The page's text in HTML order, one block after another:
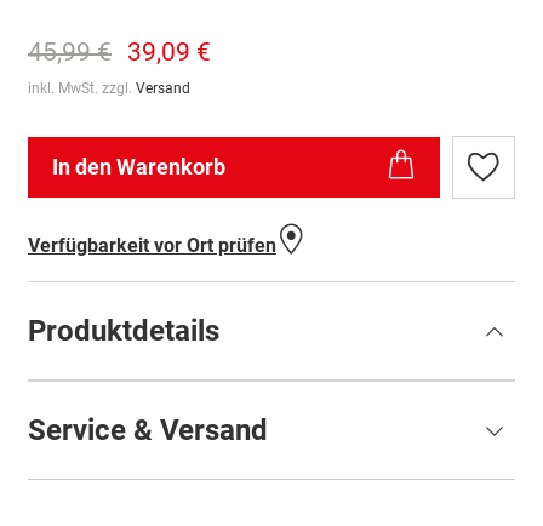
45,99 € 39,09 €
inkl. MwSt. zzgl. Versand
In den Warenkorb
Zur
Verfügbarkeit vor Ort prüfen
Produktdetails
Service & Versand